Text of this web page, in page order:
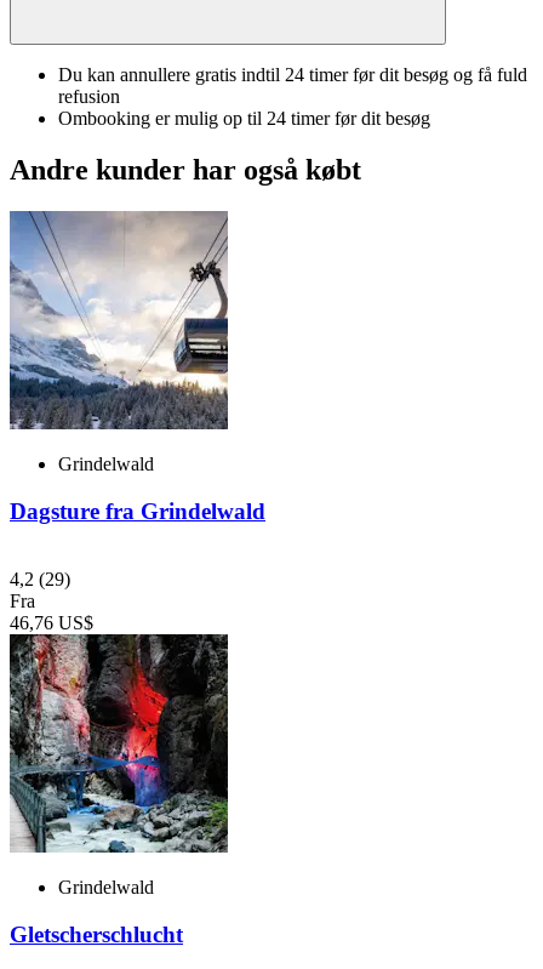
Du kan annullere gratis indtil 24 timer før dit besøg og få fuld
refusion
Ombooking er mulig op til 24 timer før dit besøg
Andre kunder har også købt
Grindelwald
Dagsture fra Grindelwald
4,2 (29)
Fra
46,76 US$
Grindelwald
Gletscherschlucht